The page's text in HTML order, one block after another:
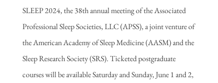
SLEEP 2024, the 38th annual meeting of the Associated
Professional Sleep Societies, LLC (APSS), a joint venture of
the American Academy of Sleep Medicine (AASM) and the
Sleep Research Society (SRS). Ticketed postgraduate
courses will be available Saturday and Sunday, June 1 and 2,